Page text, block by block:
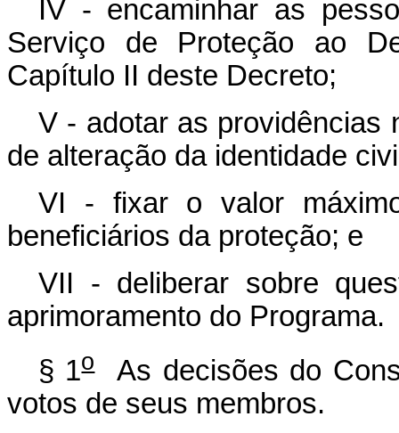
IV - encaminhar as
Serviço de Proteção ao
Capítulo II deste Decreto;
V - adotar as providências
de alteração da identidade
VI - fixar o valor
beneficiários da proteção; e
VII - deliberar sobre
aprimoramento do Programa.
§ 1oAs decisões do
votos de seus membros.